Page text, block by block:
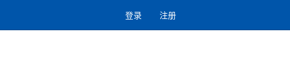
登录 注册